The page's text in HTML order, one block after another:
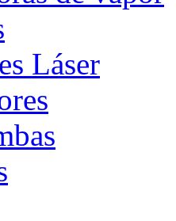
Láser